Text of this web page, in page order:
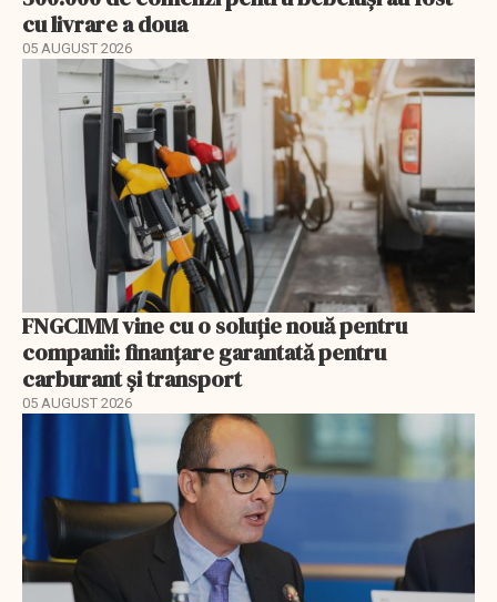
cu livrare a doua
05 AUGUST 2026
FNGCIMM vine cu o soluție nouă pentru
companii: finanțare garantată pentru
carburant și transport
05 AUGUST 2026